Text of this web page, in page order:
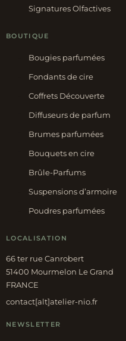
Signatures Olfactives
BOUTIQUE
Bougies parfumées
Fondants de cire
Coffrets Découverte
Diffuseurs de parfum
Brumes parfumées
Bouquets en cire
Brûle-Parfums
Suspensions d’armoire
Poudres parfumées
LOCALISATION
66 ter rue Canrobert
51400 Mourmelon Le Grand
FRANCE
contact[alt]atelier-nio.fr
NEWSLETTER